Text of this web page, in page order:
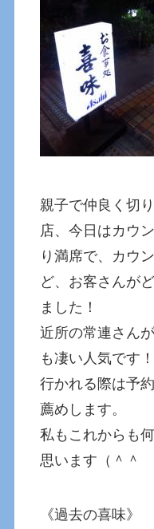
親子で仲良く切
店、今日はカウ
り満席で、カウ
ど、お客さんが
ました！
近所の常連さん
も凄い人気です！
行かれる際は予
薦めします。
私もこれからも
思います（＾＾
《過去の喜味》